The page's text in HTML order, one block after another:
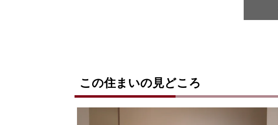
この住まいの見どころ